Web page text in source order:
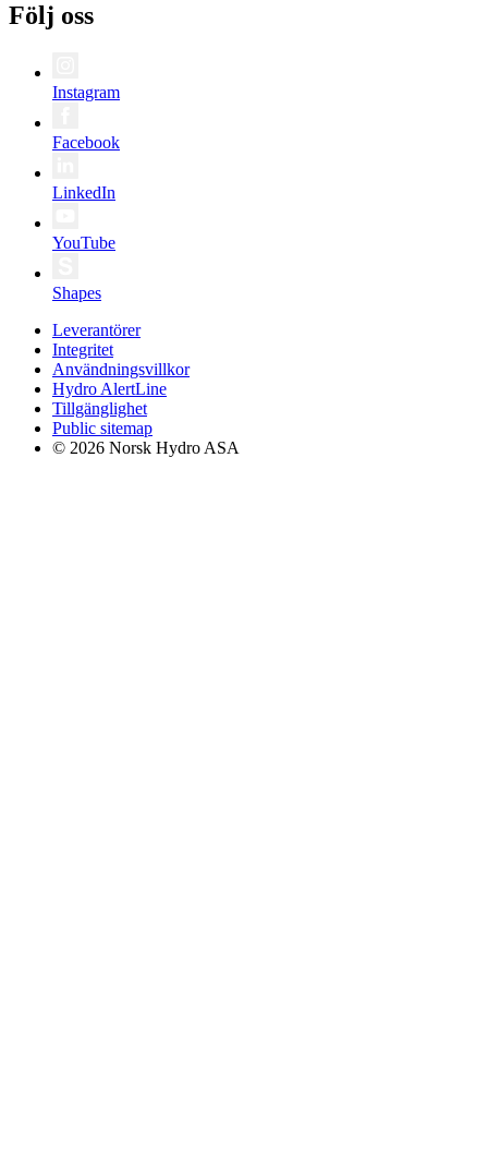
Följ oss
Instagram
Facebook
LinkedIn
YouTube
Shapes
Leverantörer
Integritet
Användningsvillkor
Hydro AlertLine
Tillgänglighet
Public sitemap
© 2026 Norsk Hydro ASA